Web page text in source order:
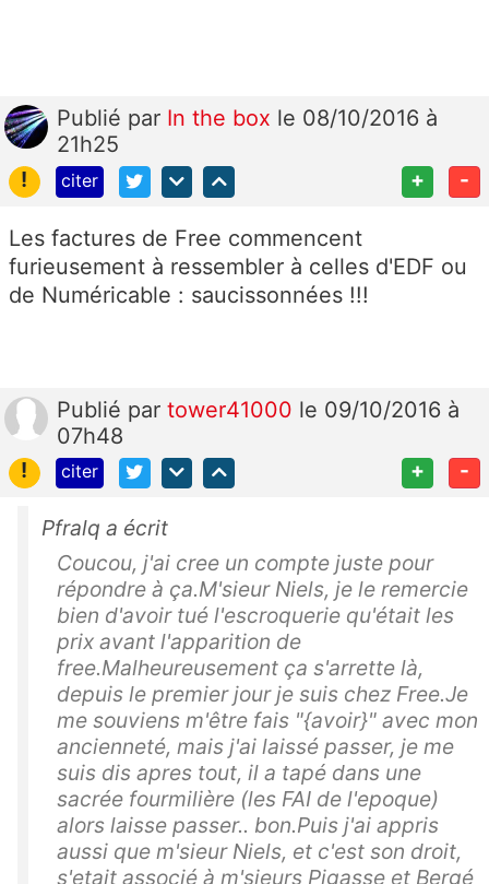
Publié par In the box le 08/10/2016 à
21h25
!
citer + -
Les factures de Free commencent
furieusement à ressembler à celles d'EDF ou
de Numéricable : saucissonnées !!!
Publié par tower41000 le 09/10/2016 à
07h48
!
citer + -
Pfralq a écrit
Coucou, j'ai cree un compte juste pour
répondre à ça.M'sieur Niels, je le remercie
bien d'avoir tué l'escroquerie qu'était les
prix avant l'apparition de
free.Malheureusement ça s'arrette là,
depuis le premier jour je suis chez Free.Je
me souviens m'être fais "{avoir}" avec mon
ancienneté, mais j'ai laissé passer, je me
suis dis apres tout, il a tapé dans une
sacrée fourmilière (les FAI de l'epoque)
alors laisse passer.. bon.Puis j'ai appris
aussi que m'sieur Niels, et c'est son droit,
s'etait associé à m'sieurs Pigasse et Bergé